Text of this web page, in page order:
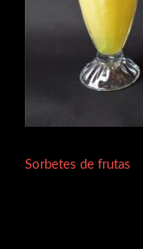
Sorbetes de frutas